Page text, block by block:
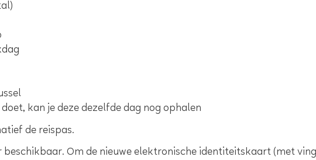
kan je deze dezelfde dag nog ophalen
de reispas.
beschikbaar. Om de nieuwe elektronische identiteitskaart (met